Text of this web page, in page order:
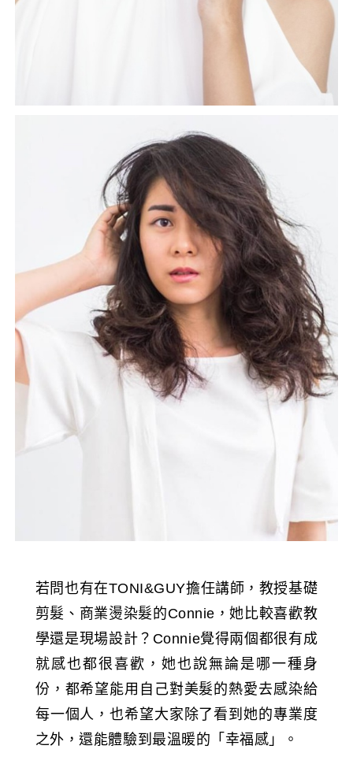
若問也有在TONI&GUY擔任講師，教授基礎
剪髮、商業燙染髮的Connie，她比較喜歡教
學還是現場設計？Connie覺得兩個都很有成
就感也都很喜歡，她也說無論是哪一種身
份，都希望能用自己對美髮的熱愛去感染給
每一個人，也希望大家除了看到她的專業度
之外，還能體驗到最溫暖的「幸福感」。